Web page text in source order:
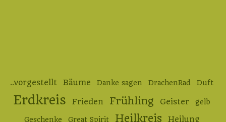
..vorgestellt Bäume Danke sagen DrachenRad Duft
Erdkreis Frieden Frühling Geister gelb
Geschenke Great Spirit Heilkreis Heilung